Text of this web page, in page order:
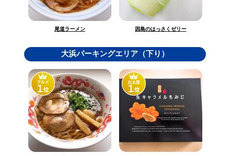
尾道ラーメン 因島のはっさくゼリー
大浜パーキングエリア（下り）